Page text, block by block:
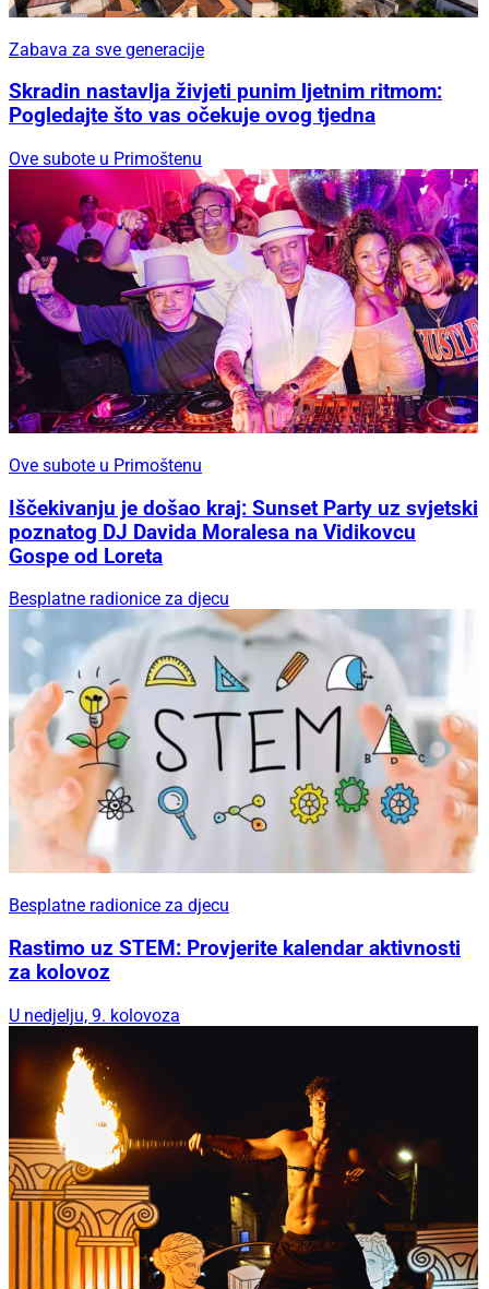
Zabava za sve generacije
Skradin nastavlja živjeti punim ljetnim ritmom:
Pogledajte što vas očekuje ovog tjedna
Ove subote u Primoštenu
Ove subote u Primoštenu
Iščekivanju je došao kraj: Sunset Party uz svjetski
poznatog DJ Davida Moralesa na Vidikovcu
Gospe od Loreta
Besplatne radionice za djecu
Besplatne radionice za djecu
Rastimo uz STEM: Provjerite kalendar aktivnosti
za kolovoz
U nedjelju, 9. kolovoza